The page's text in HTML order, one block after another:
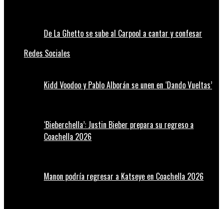
De La Ghetto se sube al Carpool a cantar y confesar
Redes Sociales
Kidd Voodoo y Pablo Alborán se unen en ‘Dando Vueltas’
‘Bieberchella’: Justin Bieber prepara su regreso a
Coachella 2026
Manon podría regresar a Katseye en Coachella 2026